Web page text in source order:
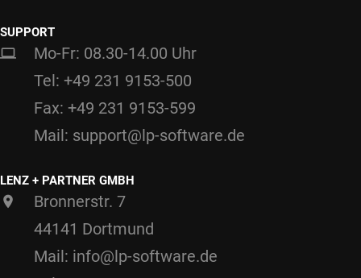
SUPPORT
Mo-Fr: 08.30-14.00 Uhr
Tel: +49 231 9153-500
Fax: +49 231 9153-599
Mail: support@lp-software.de
LENZ + PARTNER GMBH
Bronnerstr. 7
44141 Dortmund
Mail: info@lp-software.de